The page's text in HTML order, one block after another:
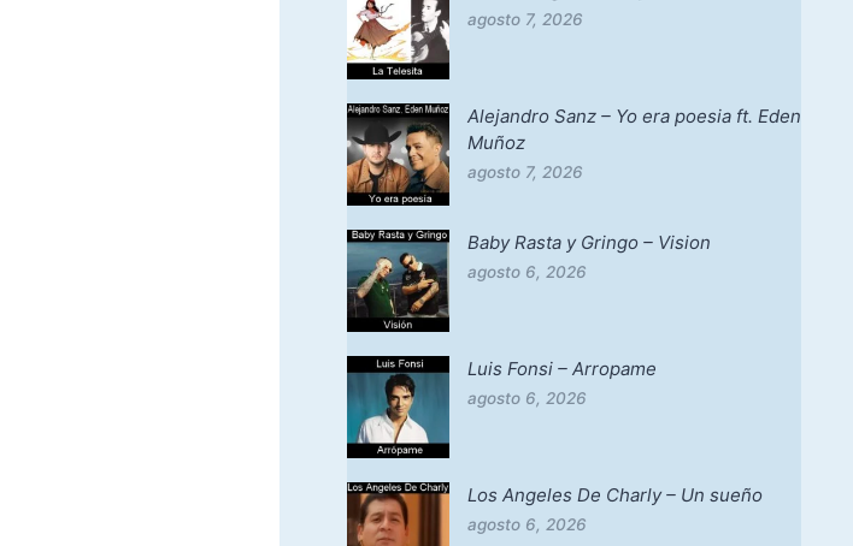
agosto 7, 2026
Alejandro Sanz – Yo era poesia ft. Eden
Muñoz
agosto 7, 2026
Baby Rasta y Gringo – Vision
agosto 6, 2026
Luis Fonsi – Arropame
agosto 6, 2026
Los Angeles De Charly – Un sueño
agosto 6, 2026